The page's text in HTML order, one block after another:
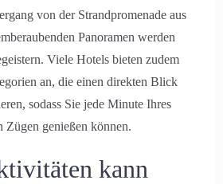
von der Strandpromenade aus
Panoramen werden
Viele Hotels bieten zudem
an, die einen direkten Blick
sodass Sie jede Minute Ihres
genießen können.
kann